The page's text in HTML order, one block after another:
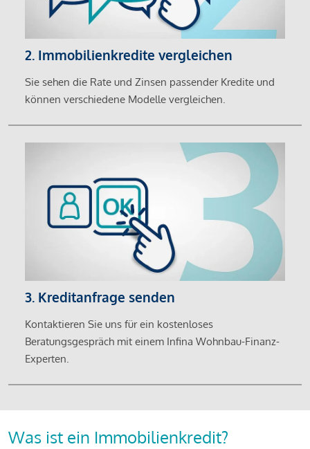
2. Immobilienkredite vergleichen
Sie sehen die Rate und Zinsen passender Kredite und
können verschiedene Modelle vergleichen.
3. Kreditanfrage senden
Kontaktieren Sie uns für ein kostenloses
Beratungsgespräch mit einem Infina Wohnbau-Finanz-
Experten.
Was ist ein Immobilienkredit?